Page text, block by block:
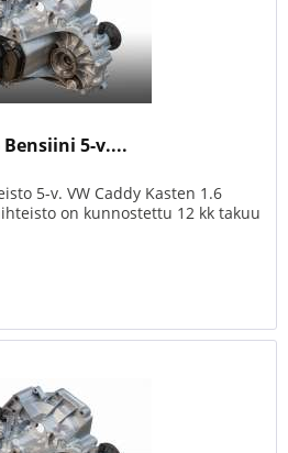
Bensiini 5-v....
5-v. VW Caddy Kasten 1.6
on kunnostettu 12 kk takuu